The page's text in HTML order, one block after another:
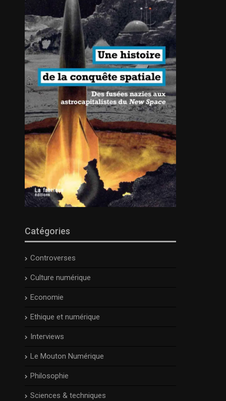
Catégories
Controverses
Culture numérique
Economie
Ethique et numérique
Interviews
Le Mouton Numérique
Philosophie
Sciences & techniques